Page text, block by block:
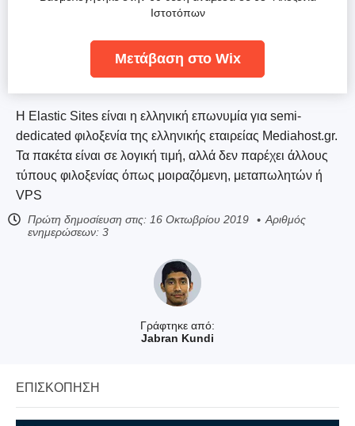
Γράφτηκε από:
Jabran Kundi
Η Elastic Sites είναι η ελληνική επωνυμία για semi-
dedicated φιλοξενία της ελληνικής εταιρείας Mediahost.gr.
Τα πακέτα είναι σε λογική τιμή, αλλά δεν παρέχει άλλους
τύπους φιλοξενίας όπως μοιραζόμενη, μεταπωλητών ή
VPS
Πρώτη δημοσίευση στις: 16 Οκτωβρίου 2019
Αριθμός
ενημερώσεων: 3
Ιστοτόπων
Μετάβαση στο Wix
ΕΠΙΣΚΌΠΗΣΗ